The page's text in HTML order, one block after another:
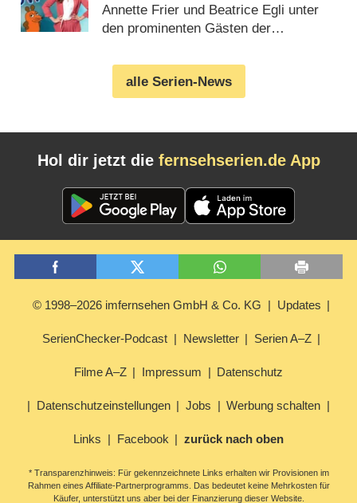
Jubiläum
Annette Frier und Beatrice Egli unter
den prominenten Gästen der
alle Serien-News
Hol dir jetzt die fernsehserien.de App
© 1998–2026 imfernsehen GmbH & Co. KG Updates
SerienChecker-Podcast Newsletter Serien A–Z
Filme A–Z Impressum Datenschutz
Datenschutzeinstellungen Jobs Werbung schalten
Links Facebook zurück nach oben
* Transparenzhinweis: Für gekennzeichnete Links erhalten wir Provisionen im
Rahmen eines Affiliate-Partnerprogramms. Das bedeutet keine Mehrkosten für
Käufer, unterstützt uns aber bei der Finanzierung dieser Website.